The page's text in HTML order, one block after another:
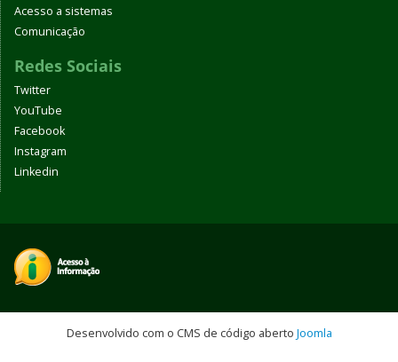
Acesso a sistemas
Comunicação
Redes Sociais
Twitter
YouTube
Facebook
Instagram
Linkedin
Desenvolvido com o CMS de código aberto Joomla